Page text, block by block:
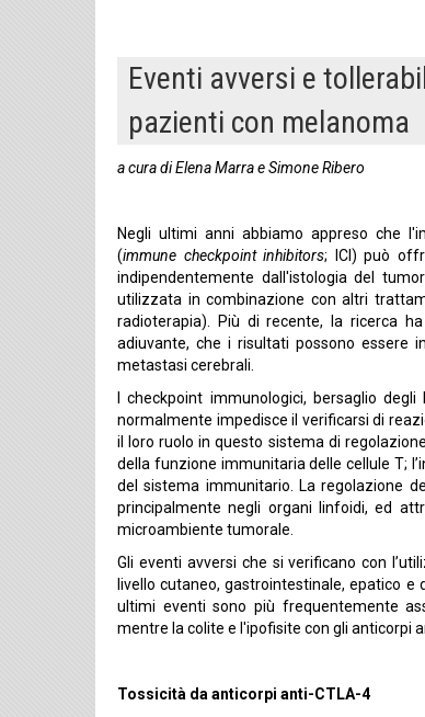
Eventi avversi e
pazienti con melanoma
a cura di Elena Marra e Simone Ribero
Negli ultimi anni abbiamo appreso che
(immune checkpoint inhibitors; ICI) può
indipendentemente dall'istologia del
utilizzata in combinazione con altri
radioterapia). Più di recente, la ricerca
adiuvante, che i risultati possono essere
metastasi cerebrali.
I checkpoint immunologici, bersaglio
normalmente impedisce il verificarsi di
il loro ruolo in questo sistema di
della funzione immunitaria delle cellule T;
del sistema immunitario. La regolazione
principalmente negli organi linfoidi, ed
microambiente tumorale.
Gli eventi avversi che si verificano con
livello cutaneo, gastrointestinale, epatico e
ultimi eventi sono più frequentemente
mentre la colite e l'ipofisite con gli anticorpi
Tossicità da anticorpi anti-CTLA-4